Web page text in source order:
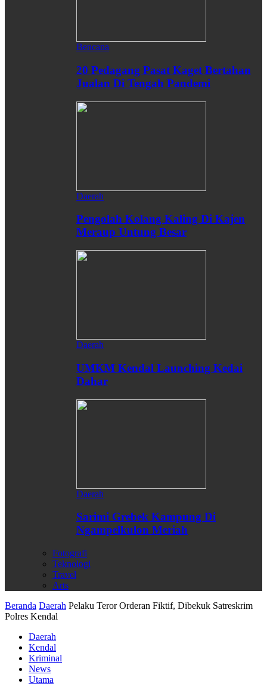
Bencana
20 Pedagang Pasat Kaget Bertahan
Jualan Di Tengah Pandemi
Daerah
Pengolah Kolang Kaling Di Kajen
Meraup Untung Besar
Daerah
UMKM Kendal Launching Kedai
Dahar
Daerah
Sarimi Grebek Kampung Di
Ngampelkulon Meriah
Fotografi
Teknologi
Travel
Arts
Beranda Daerah Pelaku Teror Orderan Fiktif, Dibekuk Satreskrim
Polres Kendal
Daerah
Kendal
Kriminal
News
Utama